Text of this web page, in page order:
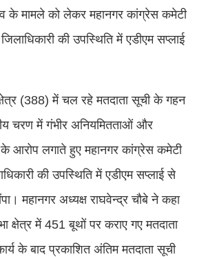
के मामले को लेकर महानगर कांग्रेस कमेटी
की उपस्थिति में एडीएम सप्लाई
(388) में चल रहे मतदाता सूची के गहन
चरण में गंभीर अनियमितताओं और
के आरोप लगाते हुए महानगर कांग्रेस कमेटी
की उपस्थिति में एडीएम सप्लाई से
महानगर अध्यक्ष राघवेन्द्र चौबे ने कहा
क्षेत्र में 451 बूथों पर कराए गए मतदाता
के बाद प्रकाशित अंतिम मतदाता सूची